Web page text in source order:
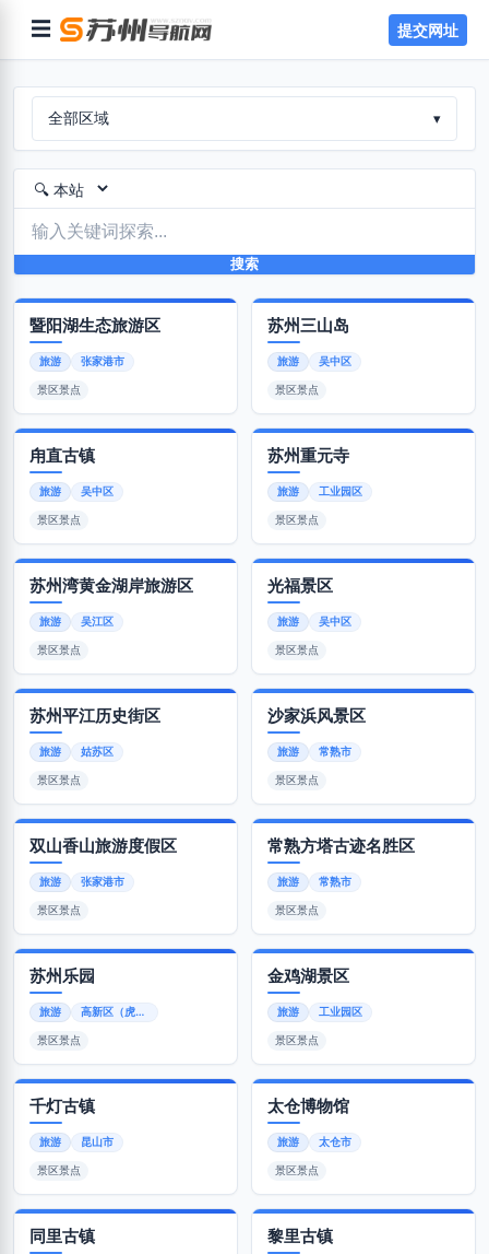
☰ 提交网址
全部区域 ▾
搜索
暨阳湖生态旅游区
旅游 张家港市
景区景点
苏州三山岛
旅游 吴中区
景区景点
甪直古镇
旅游 吴中区
景区景点
苏州重元寺
旅游 工业园区
景区景点
苏州湾黄金湖岸旅游区
旅游 吴江区
景区景点
光福景区
旅游 吴中区
景区景点
苏州平江历史街区
旅游 姑苏区
景区景点
沙家浜风景区
旅游 常熟市
景区景点
双山香山旅游度假区
旅游 张家港市
景区景点
常熟方塔古迹名胜区
旅游 常熟市
景区景点
苏州乐园
旅游 高新区（虎丘区）
景区景点
金鸡湖景区
旅游 工业园区
景区景点
千灯古镇
旅游 昆山市
景区景点
太仓博物馆
旅游 太仓市
景区景点
同里古镇 黎里古镇